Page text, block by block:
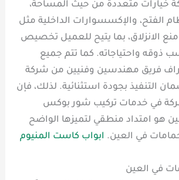
خيارات متعددة من حيث المساحة،
الفتح، والإكسسوارات الداخلية مثل
الانزلاق، بما يتيح للعميل تخصيص
واحتياجاته. كما تتم جميع
فريق مهندسين وفنيين من شركة
التنفيذ بجودة استثنائية. لذلك، فإن
في خدمات تركيب شور بوكس
هو امتداد منطقي لتميزها الواضح
في العين. ابواب كاست المنيوم
في العين